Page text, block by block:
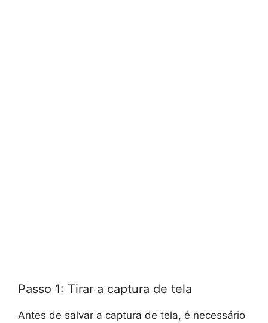
Passo 1: Tirar a captura de tela
Antes de salvar a captura de tela, é necessário